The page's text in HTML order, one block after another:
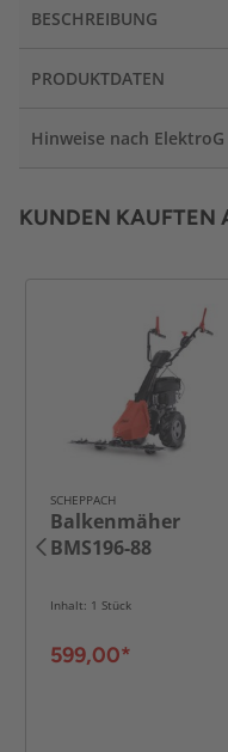
BESCHREIBUNG
PRODUKTDATEN
Hinweise nach
KUNDEN KAUFTEN
SCHEPPACH
Balkenmäher
BMS196-88
Inhalt: 1 Stück
599,00*